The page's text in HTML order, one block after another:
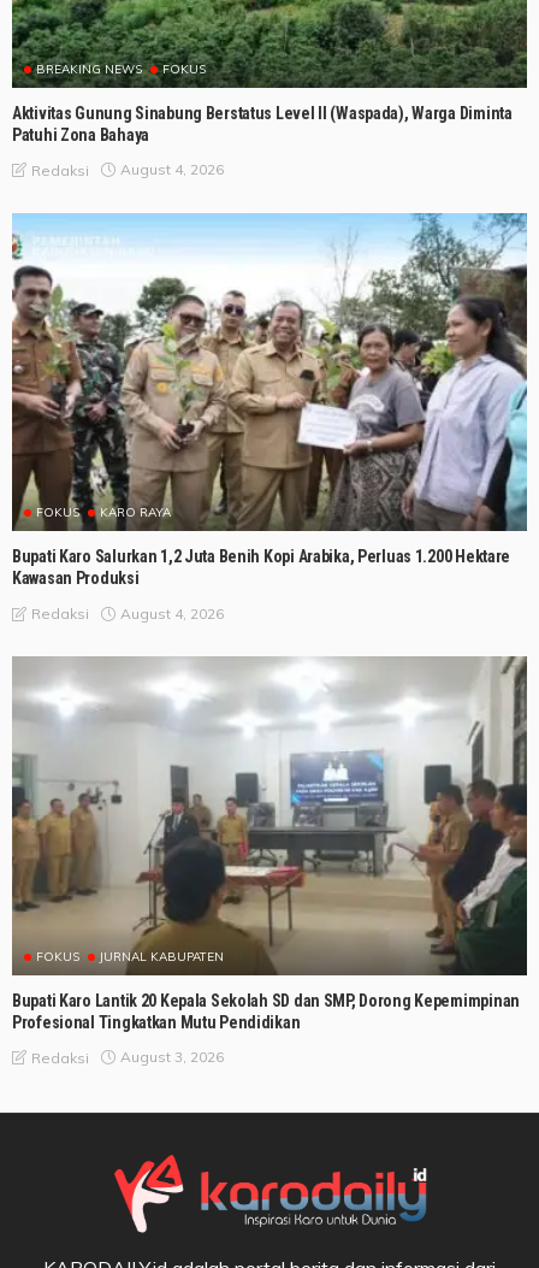
BREAKING NEWS FOKUS
Aktivitas Gunung Sinabung Berstatus Level II (Waspada), Warga Diminta
Patuhi Zona Bahaya
Redaksi August 4, 2026
FOKUS KARO RAYA
Bupati Karo Salurkan 1,2 Juta Benih Kopi Arabika, Perluas 1.200 Hektare
Kawasan Produksi
Redaksi August 4, 2026
FOKUS JURNAL KABUPATEN
Bupati Karo Lantik 20 Kepala Sekolah SD dan SMP, Dorong Kepemimpinan
Profesional Tingkatkan Mutu Pendidikan
Redaksi August 3, 2026